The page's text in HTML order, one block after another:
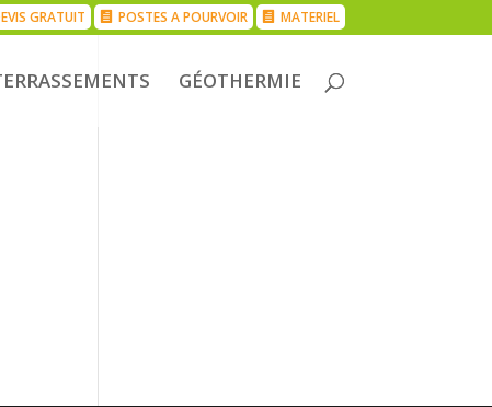
GRATUIT POSTES A POURVOIR MATERIEL
GÉOTHERMIE